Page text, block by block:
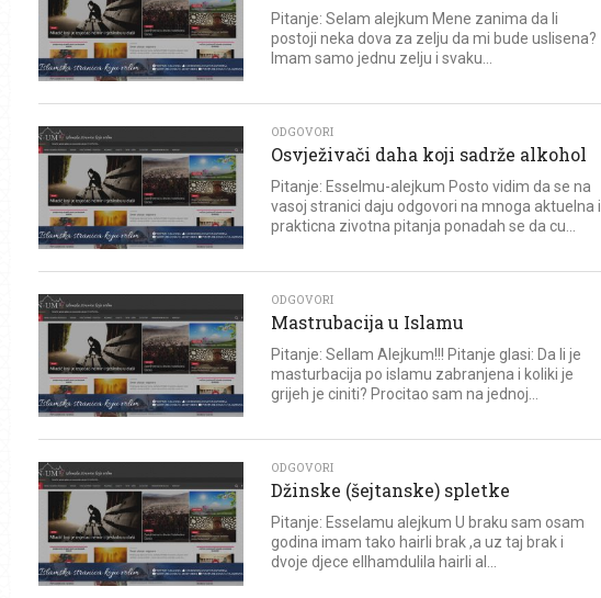
Pitanje: Selam alejkum Mene zanima da li
postoji neka dova za zelju da mi bude uslisena?
Imam samo jednu zelju i svaku...
ODGOVORI
Osvježivači daha koji sadrže alkohol
Pitanje: Esselmu-alejkum Posto vidim da se na
vasoj stranici daju odgovori na mnoga aktuelna i
prakticna zivotna pitanja ponadah se da cu...
ODGOVORI
Mastrubacija u Islamu
Pitanje: Sellam Alejkum!!! Pitanje glasi: Da li je
masturbacija po islamu zabranjena i koliki je
grijeh je ciniti? Procitao sam na jednoj...
ODGOVORI
Džinske (šejtanske) spletke
Pitanje: Esselamu alejkum U braku sam osam
godina imam tako hairli brak ,a uz taj brak i
dvoje djece ellhamdulila hairli al...